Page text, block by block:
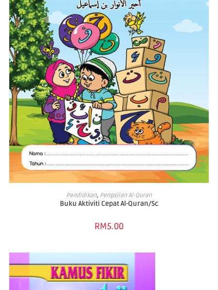
ADD TO CART
Pendidikan, Pengajian Al-Quran
Buku Aktiviti Cepat Al-Quran/Sc
RM5.00